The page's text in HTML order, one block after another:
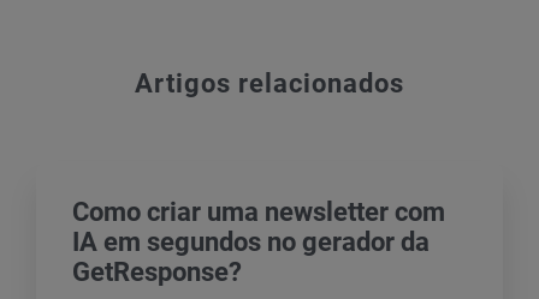
Artigos relacionados
Como criar uma newsletter com
IA em segundos no gerador da
GetResponse?